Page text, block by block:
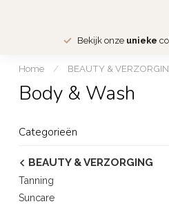
Bekijk onze unieke
Home / BEAUTY &
Body & Wash
Categorieën
BEAUTY & VERZORGING
Tanning
Suncare